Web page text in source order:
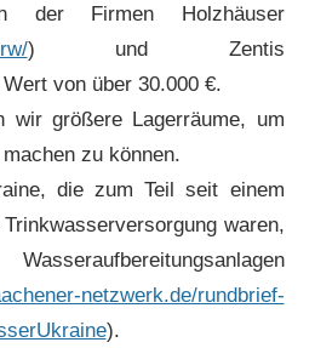
der Firmen Holzhäuser
) und Zentis
von über 30.000 €.
wir größere Lagerräume, um
zu können.
die zum Teil seit einem
waren,
netzwerk.de/rundbrief-
).